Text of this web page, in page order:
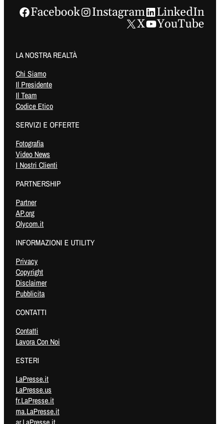
Facebook Instagram
LinkedIn
X
YouTube
LA NOSTRA REALTÀ
Chi Siamo
Il Presidente
Il Team
Codice Etico
SERVIZI E OFFERTE
Fotografia
Video News
I Nostri Clienti
PARTNERSHIP
Partner
AP.org
Olycom.it
INFORMAZIONI E UTILITY
Privacy
Copyright
Disclaimer
Pubblicita
CONTATTI
Contatti
Lavora Con Noi
ESTERI
LaPresse.it
LaPresse.us
fr.LaPresse.it
ma.LaPresse.it